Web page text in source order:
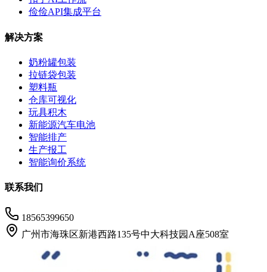
俭俭API集成平台
解决方案
奶粉罐包装
拉链袋包装
塑料瓶
仓库可视化
玩具积木
新能源汽车电池
智能排产
生产报工
智能询价系统
联系我们
18565399650
广州市海珠区新港西路135号中大科技园A座508室